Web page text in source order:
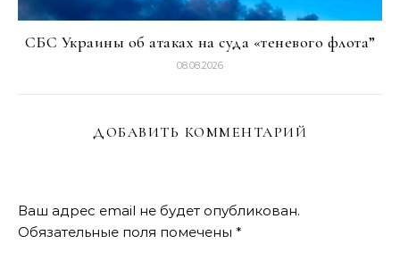
СБС Украины об атаках на суда «теневого флота”
08.08.2026
ДОБАВИТЬ КОММЕНТАРИЙ
Ваш адрес email не будет опубликован.
Обязательные поля помечены *